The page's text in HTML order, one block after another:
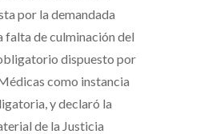
por la demandada
falta de culminación del
dispuesto por
como instancia
y declaró la
de la Justicia